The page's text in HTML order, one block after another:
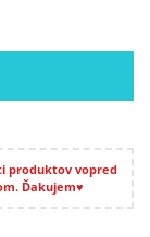
produktov vopred
Ďakujem♥